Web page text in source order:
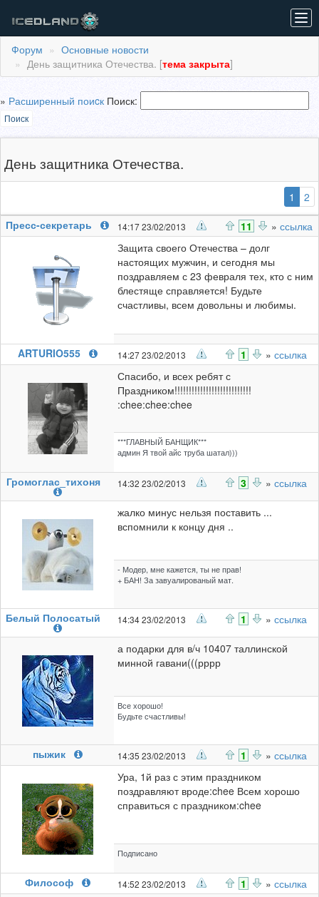
Форум
Основные новости
День защитника Отечества. [тема закрыта]
» Расширенный поиcк Поиск:
Поиск
День защитника Отечества.
1
2
Пресс-секретарь
14:17 23/02/2013 11 » ссылка
Защита своего Отечества – долг
настоящих мужчин, и сегодня мы
поздравляем с 23 февраля тех, кто с ним
блестяще справляется! Будьте
счастливы, всем довольны и любимы.
ARTURIO555 14:27 23/02/2013 1 » ссылка
Спасибо, и всех ребят с
Праздником!!!!!!!!!!!!!!!!!!!!!!!!!!!
:chee:chee:chee
***ГЛАВНЫЙ БАНЩИК***
админ Я твой айс труба шатал)))
Громоглас_тихоня 14:32 23/02/2013 3 » ссылка
жалко минус нельзя поставить ...
вспомнили к концу дня ..
- Модер, мне кажется, ты не прав!
+ БАН! За завуалированый мат.
Белый Полосатый 14:34 23/02/2013 1 » ссылка
а подарки для в/ч 10407 таллинской
минной гавани(((рррр
Все хорошо!
Будьте счастливы!
пыжик 14:35 23/02/2013 1 » ссылка
Ура, 1й раз с этим праздником
поздравляют вроде:chee Всем хорошо
справиться с праздником:chee
Подписано
Философ 14:52 23/02/2013 1 » ссылка